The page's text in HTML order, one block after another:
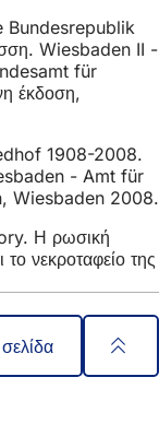
Bundesrepublik
Wiesbaden II -
für
έκδοση,
1908-2008.
- Amt für
Wiesbaden 2008.
Η ρωσική
νεκροταφείο της